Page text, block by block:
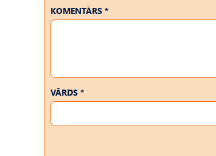
KOMENTĀRS *
VĀRDS *